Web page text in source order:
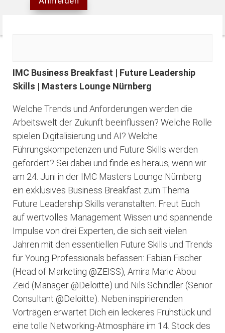
IMC Business Breakfast | Future Leadership
Skills | Masters Lounge Nürnberg
Welche Trends und Anforderungen werden die
Arbeitswelt der Zukunft beeinflussen? Welche Rolle
spielen Digitalisierung und AI? Welche
Führungskompetenzen und Future Skills werden
gefordert? Sei dabei und finde es heraus, wenn wir
am 24. Juni in der IMC Masters Lounge Nürnberg
ein exklusives Business Breakfast zum Thema
Future Leadership Skills veranstalten. Freut Euch
auf wertvolles Management Wissen und spannende
Impulse von drei Experten, die sich seit vielen
Jahren mit den essentiellen Future Skills und Trends
für Young Professionals befassen: Fabian Fischer
(Head of Marketing @ZEISS), Amira Marie Abou
Zeid (Manager @Deloitte) und Nils Schindler (Senior
Consultant @Deloitte). Neben inspirierenden
Vorträgen erwartet Dich ein leckeres Frühstück und
eine tolle Networking-Atmosphäre im 14. Stock des